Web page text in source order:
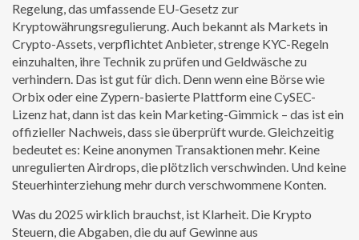
Regelung,das umfassende EU-Gesetz zur
Kryptowährungsregulierung. Auch bekannt als Markets in
Crypto-Assets, verpflichtet Anbieter, strenge KYC-Regeln
einzuhalten, ihre Technik zu prüfen und Geldwäsche zu
verhindern. Das ist gut für dich. Denn wenn eine Börse wie
Orbix oder eine Zypern-basierte Plattform eine CySEC-
Lizenz hat, dann ist das kein Marketing-Gimmick – das ist ein
offizieller Nachweis, dass sie überprüft wurde. Gleichzeitig
bedeutet es: Keine anonymen Transaktionen mehr. Keine
unregulierten Airdrops, die plötzlich verschwinden. Und keine
Steuerhinterziehung mehr durch verschwommene Konten.
Was du 2025 wirklich brauchst, ist Klarheit. Die Krypto
Steuern,die Abgaben, die du auf Gewinne aus